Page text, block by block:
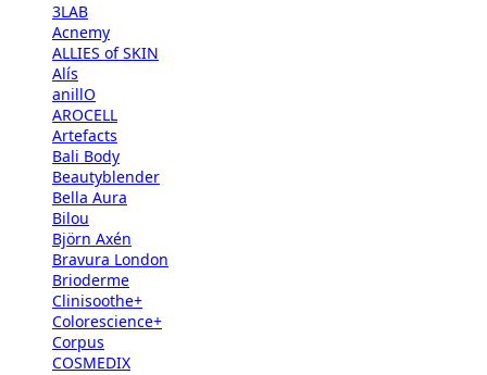
3LAB
Acnemy
ALLIES of SKIN
Alís
anillO
AROCELL
Artefacts
Bali Body
Beautyblender
Bella Aura
Bilou
Björn Axén
Bravura London
Brioderme
Clinisoothe+
Colorescience+
Corpus
COSMEDIX